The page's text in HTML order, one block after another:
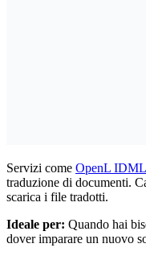
Servizi come OpenL
traduzione di documenti.
scarica i file tradotti.
Ideale per: Quando hai
dover imparare un nuovo